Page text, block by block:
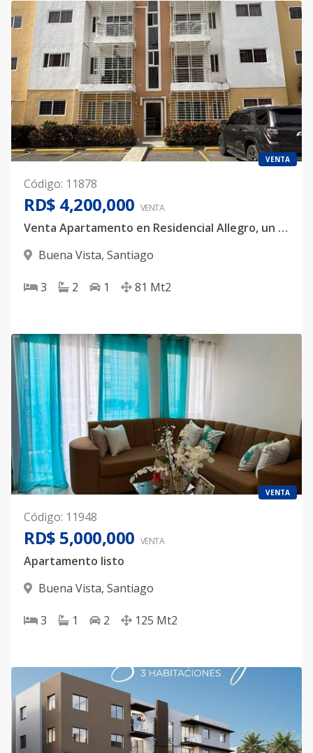
VENTA
Código: 11878
RD$ 4,200,000 VENTA
Venta Apartamento en Residencial Allegro, un espacio pensado de ti
Buena Vista, Santiago
3 2 1 81 Mt2
VENTA
Código: 11948
RD$ 5,000,000 VENTA
Apartamento listo
Buena Vista, Santiago
3 1 2 125 Mt2